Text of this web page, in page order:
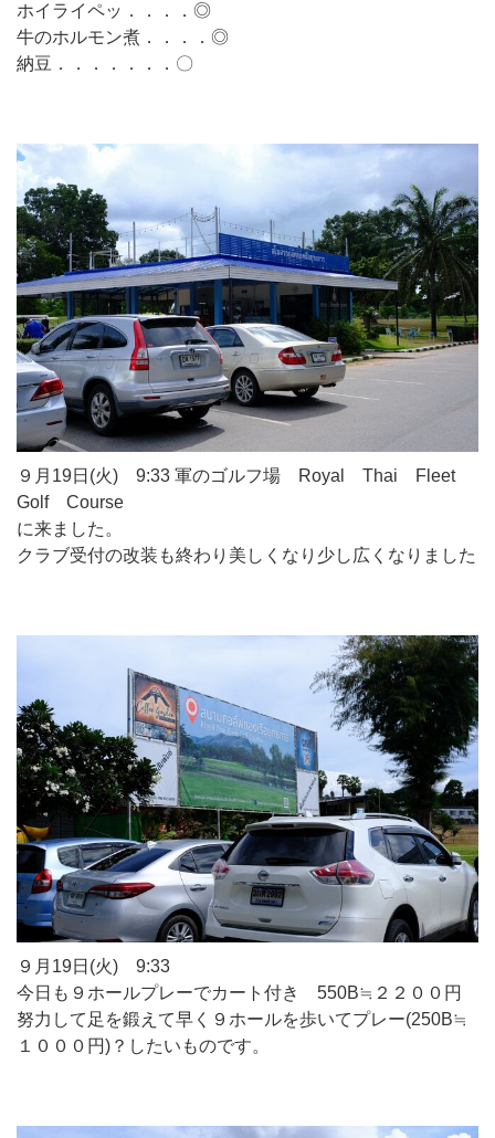
ホイライペッ．．．．◎
牛のホルモン煮．．．．◎
納豆．．．．．．．〇
９月19日(火) 9:33 軍のゴルフ場 Royal Thai Fleet
Golf Course
に来ました。
クラブ受付の改装も終わり美しくなり少し広くなりました
９月19日(火) 9:33
今日も９ホールプレーでカート付き 550B≒２２００円
努力して足を鍛えて早く９ホールを歩いてプレー(250B≒
１０００円)？したいものです。